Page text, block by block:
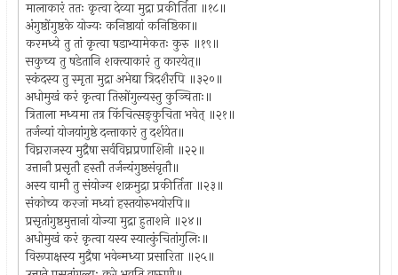
मालाकारं ततः कृत्वा देव्या मुद्रा प्रकीर्तिता ॥१८॥
अंगुष्ठोंगुष्ठके योज्यः कनिष्ठायां कनिष्ठिका॥
करमध्ये तु तां कृत्वा षडाभ्यामेकतः कुरु ॥१९॥
सकुच्य तु षडेतानि शक्त्याकारं तु कारयेत्॥
स्कंदस्य तु स्मृता मुद्रा अभेद्या त्रिदशैरपि ॥३२०॥
अधोमुखं करं कृत्वा तिस्रोंगुल्यस्तु कुञ्चिताः॥
त्रिताला मध्यमा तत्र किंचित्सङ्कुचिता भवेत् ॥२१॥
तर्जन्यां योजयांगुष्ठे दन्ताकारं तु दर्शयेत॥
विघ्नराजस्य मुद्रैषा सर्वविघ्नप्रणाशिनी ॥२२॥
उत्तानौ प्रसृतौ हस्तौ तर्जन्यंगुष्ठसंवृतौ॥
अस्य वामौ तु संयोज्य शक्रमुद्रा प्रकीर्तिता ॥२३॥
संकोच्य करजां मध्यां हस्तयोरुभयोरपि॥
प्रसृतांगुष्ठमुत्तानां योज्या मुद्रा हुताशने ॥२४॥
अधोमुखं करं कृत्वा यस्य स्यात्कुंचितांगुलिः॥
विरूपाक्षस्य मुद्रैषा भवेन्मध्या प्रसारिता ॥२५॥